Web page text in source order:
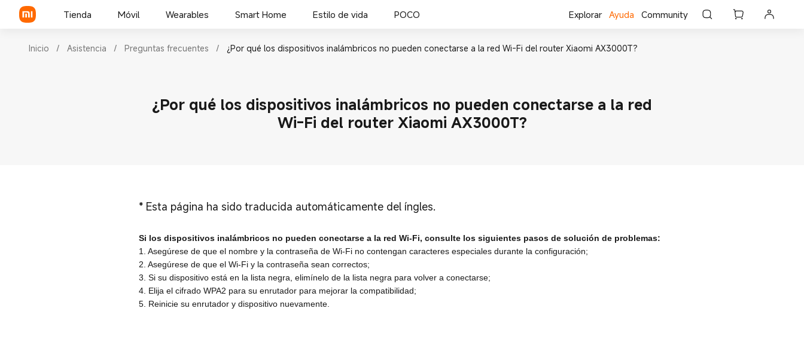
Tienda Móvil Wearables Smart Home Estilo de vida POCO Explorar Ayuda Community
Inicio / Asistencia / Preguntas frecuentes / ¿Por qué los dispositivos inalámbricos no pueden conectarse a la red Wi-Fi del router Xiaomi AX3000T?
¿Por qué los dispositivos inalámbricos no pueden conectarse a la red
Wi-Fi del router Xiaomi AX3000T?
* Esta página ha sido traducida automáticamente del íngles.
Si los dispositivos inalámbricos no pueden conectarse a la red Wi-Fi, consulte los siguientes pasos de solución de problemas:
1. Asegúrese de que el nombre y la contraseña de Wi-Fi no contengan caracteres especiales durante la configuración;
2. Asegúrese de que el Wi-Fi y la contraseña sean correctos;
3. Si su dispositivo está en la lista negra, elimínelo de la lista negra para volver a conectarse;
4. Elija el cifrado WPA2 para su enrutador para mejorar la compatibilidad;
5. Reinicie su enrutador y dispositivo nuevamente.